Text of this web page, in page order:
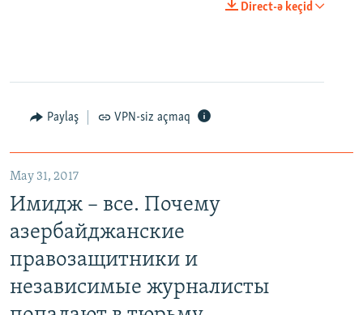
Direct-ə keçid
Paylaş VPN-siz açmaq
May 31, 2017
Имидж – все. Почему
азербайджанские
правозащитники и
независимые журналисты